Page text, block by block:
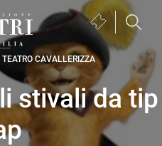
Biglietteria
(si
una
nuova
finestra)
TEATRO CAVALLERIZZA
stivali da tip